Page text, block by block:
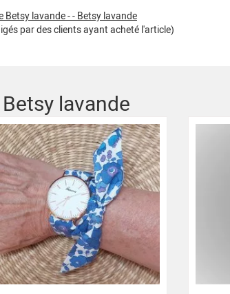
lavande - - Betsy lavande
par des clients ayant acheté l'article)
lavande